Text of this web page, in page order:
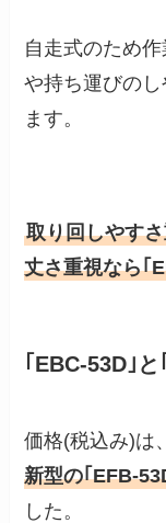
自走式のため
や持ち運びの
ます。
取り回しやす
丈さ重視なら｢
｢EBC-53D｣
価格(税込み)は
新型の｢EFB-
した。